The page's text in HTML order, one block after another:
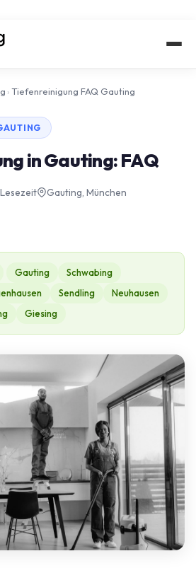
›Tiefenreinigung FAQ Gauting
in Gauting: FAQ
Gauting, München
Gauting
Schwabing
Sendling
Neuhausen
Giesing